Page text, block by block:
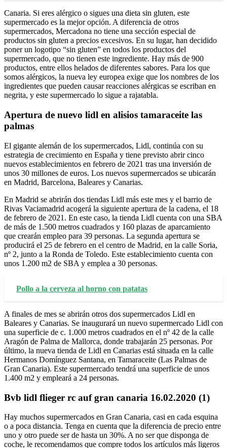
Canaria. Si eres alérgico o sigues una dieta sin gluten, este
supermercado es la mejor opción. A diferencia de otros
supermercados, Mercadona no tiene una sección especial de
productos sin gluten a precios excesivos. En su lugar, han decidido
poner un logotipo “sin gluten” en todos los productos del
supermercado, que no tienen este ingrediente. Hay más de 900
productos, entre ellos helados de diferentes sabores. Para los que
somos alérgicos, la nueva ley europea exige que los nombres de los
ingredientes que pueden causar reacciones alérgicas se escriban en
negrita, y este supermercado lo sigue a rajatabla.
Apertura de nuevo lidl en alisios tamaraceite las
palmas
El gigante alemán de los supermercados, Lidl, continúa con su
estrategia de crecimiento en España y tiene previsto abrir cinco
nuevos establecimientos en febrero de 2021 tras una inversión de
unos 30 millones de euros. Los nuevos supermercados se ubicarán
en Madrid, Barcelona, Baleares y Canarias.
En Madrid se abrirán dos tiendas Lidl más este mes y el barrio de
Rivas Vaciamadrid acogerá la siguiente apertura de la cadena, el 18
de febrero de 2021. En este caso, la tienda Lidl cuenta con una SBA
de más de 1.500 metros cuadrados y 160 plazas de aparcamiento
que crearán empleo para 39 personas. La segunda apertura se
producirá el 25 de febrero en el centro de Madrid, en la calle Soria,
nº 2, junto a la Ronda de Toledo. Este establecimiento cuenta con
unos 1.200 m2 de SBA y emplea a 30 personas.
Pollo a la cerveza al horno con patatas
A finales de mes se abrirán otros dos supermercados Lidl en
Baleares y Canarias. Se inaugurará un nuevo supermercado Lidl con
una superficie de c. 1.000 metros cuadrados en el nº 42 de la calle
Aragón de Palma de Mallorca, donde trabajarán 25 personas. Por
último, la nueva tienda de Lidl en Canarias está situada en la calle
Hermanos Domínguez Santana, en Tamaraceite (Las Palmas de
Gran Canaria). Este supermercado tendrá una superficie de unos
1.400 m2 y empleará a 24 personas.
Bvb lidl flieger rc auf gran canaria 16.02.2020 (1)
Hay muchos supermercados en Gran Canaria, casi en cada esquina
o a poca distancia. Tenga en cuenta que la diferencia de precio entre
uno y otro puede ser de hasta un 30%. A no ser que disponga de
coche, le recomendamos que compre todos los artículos más ligeros